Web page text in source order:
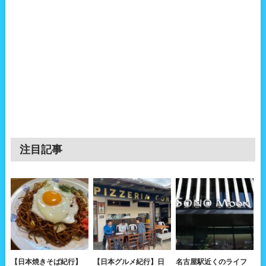
注目記事
【日本焼きそば紀行】 【日本グルメ紀行】日 名古屋駅近くのライフ